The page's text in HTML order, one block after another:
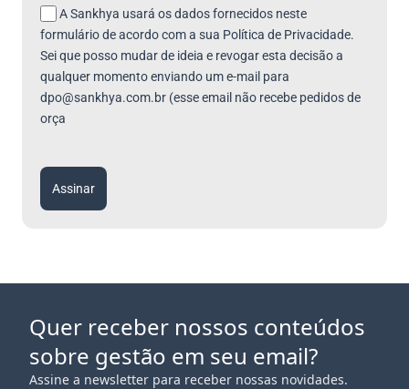
A Sankhya usará os dados fornecidos neste
formulário de acordo com a sua Política de Privacidade.
Sei que posso mudar de ideia e revogar esta decisão a
qualquer momento enviando um e-mail para
dpo@sankhya.com.br (esse email não recebe pedidos de
orça
Assinar
Quer receber nossos conteúdos
sobre gestão em seu email?
Assine a newsletter para receber nossas novidades.